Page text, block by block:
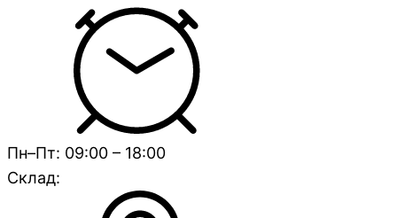
Пн–Пт: 09:00 – 18:00
Склад: